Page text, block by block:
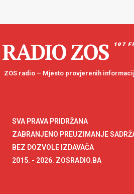
RADIO ZOS 107
ZOS radio – Mjesto provjerenih
SVA PRAVA PRIDRŽANA
ZABRANJENO PREUZIMANJE
BEZ DOZVOLE IZDAVAČA
2015. - 2026. ZOSRADIO.BA